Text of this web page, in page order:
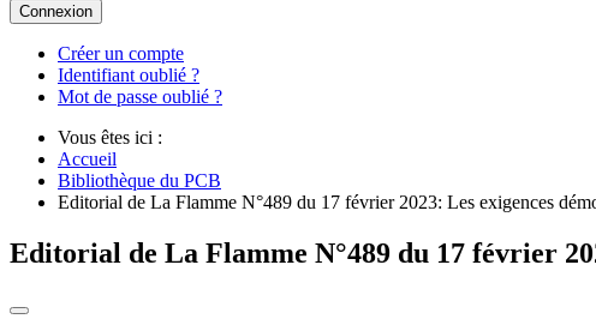
Connexion
Créer un compte
Identifiant oublié ?
Mot de passe oublié ?
Vous êtes ici :
Accueil
Bibliothèque du PCB
Editorial de La Flamme N°489 du 17 février 2023: Les exigences
Editorial de La Flamme N°489 du 17 février